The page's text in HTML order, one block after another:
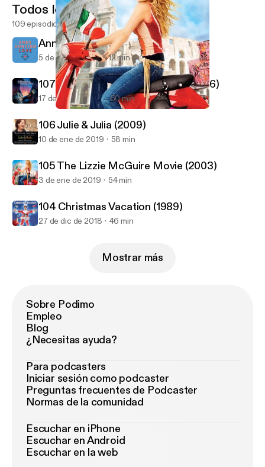
Good Film Hunting
Todos los episodios
109 episodios
Anne Hunting Love - Intro Episode
5 de feb de 2020 12 min
107 Hunchback Of Notre Dame (1996)
17 de ene de 2019 50 min
106 Julie & Julia (2009)
10 de ene de 2019 58 min
105 The Lizzie McGuire Movie (2003)
3 de ene de 2019 54 min
104 Christmas Vacation (1989)
27 de dic de 2018 46 min
Mostrar más
Sobre Podimo
Empleo
Blog
¿Necesitas ayuda?
Para podcasters
Iniciar sesión como podcaster
Preguntas frecuentes de Podcaster
Normas de la comunidad
Escuchar en iPhone
Escuchar en Android
Escuchar en la web